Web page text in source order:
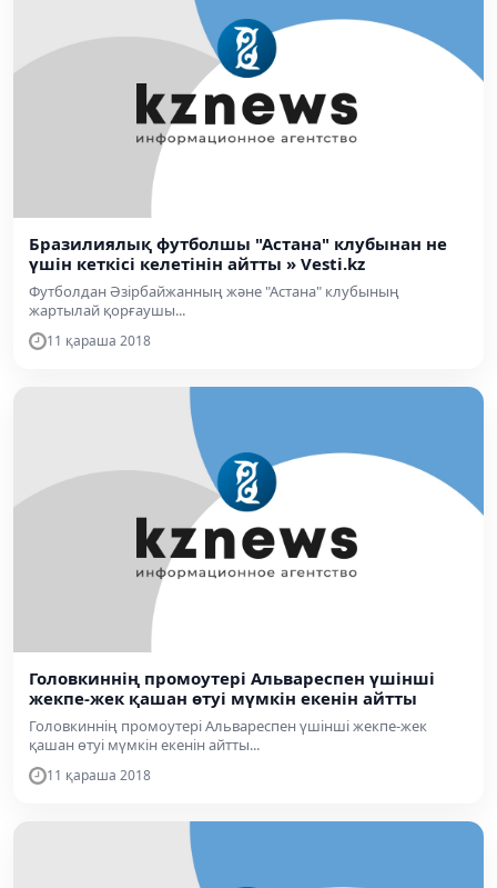
Бразилиялық футболшы "Астана" клубынан не
үшін кеткісі келетінін айтты » Vesti.kz
Футболдан Әзірбайжанның және "Астана" клубының
жартылай қорғаушы...
11 қараша 2018
Головкиннің промоутері Альвареспен үшінші
жекпе-жек қашан өтуі мүмкін екенін айтты
Головкиннің промоутері Альвареспен үшінші жекпе-жек
қашан өтуі мүмкін екенін айтты...
11 қараша 2018